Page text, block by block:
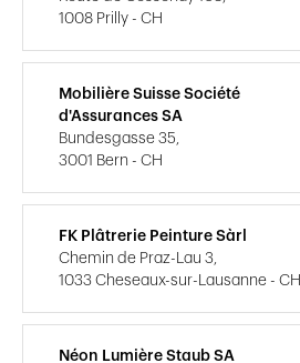
1008 Prilly - CH
Mobilière Suisse Société
d'Assurances SA
Bundesgasse 35,
3001 Bern - CH
FK Plâtrerie Peinture Sàrl
Chemin de Praz-Lau 3,
1033 Cheseaux-sur-Lausanne - CH
Néon Lumière Staub SA